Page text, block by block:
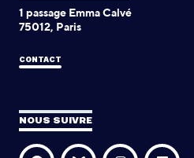
1 passage Emma Calvé
75012, Paris
CONTACT
NOUS SUIVRE